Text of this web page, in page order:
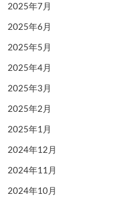
2025年7月
2025年6月
2025年5月
2025年4月
2025年3月
2025年2月
2025年1月
2024年12月
2024年11月
2024年10月